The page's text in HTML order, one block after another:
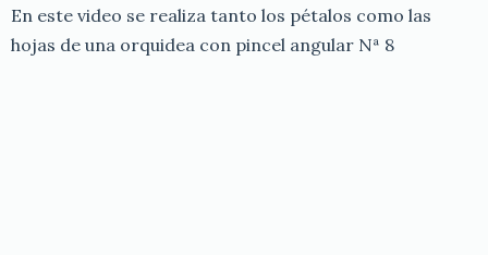
En este video se realiza tanto los pétalos como las
hojas de una orquidea con pincel angular Nª 8